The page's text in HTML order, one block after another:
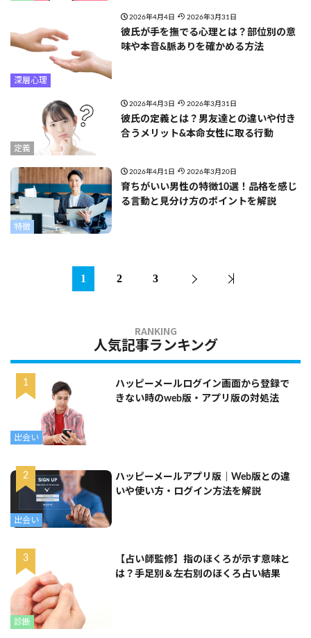
深層心理
2026年4月4日 2026年3月31日
彼氏が手を撫でる心理とは？部位別の意
味や本音&脈ありを確かめる方法
定義
2026年4月3日 2026年3月31日
彼氏の定義とは？男友達との違いや付き
合うメリット&本命女性に取る行動
特徴
2026年4月1日 2026年3月20日
育ちがいい男性の特徴10選！品格を感じ
る言動と見分け方のポイントを解説
1 2 3
人気記事ランキング
出会い
ハッピーメールログイン画面から登録で
きない時のweb版・アプリ版の対処法
出会い
ハッピーメールアプリ版｜Web版との違
いや使い方・ログイン方法を解説
診断
【占い師監修】指のほくろが示す意味と
は？手足別＆左右別のほくろ占い結果